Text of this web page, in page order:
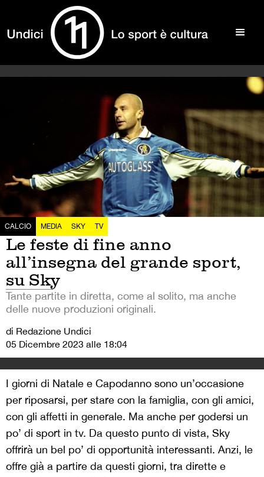
CALCIO MEDIA SKY TV
Le feste di fine anno
all’insegna del grande sport,
su Sky
Tante partite in diretta, come al solito, ma anche
delle nuove produzioni originali.
di Redazione Undici
05 Dicembre 2023 alle 18:04
I giorni di Natale e Capodanno sono un’occasione
per riposarsi, per stare con la famiglia, con gli amici,
con gli affetti in generale. Ma anche per godersi un
po’ di sport in tv. Da questo punto di vista, Sky
offrirà un bel po’ di opportunità interessanti. Anzi, le
offre già a partire da questi giorni, tra dirette e